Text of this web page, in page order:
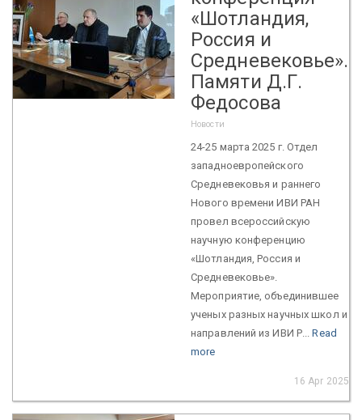
«Шотландия,
Россия и
Средневековье».
Памяти Д.Г.
Федосова
Новости
24-25 марта 2025 г. Отдел
западноевропейского
Средневековья и раннего
Нового времени ИВИ РАН
провел всероссийскую
научную конференцию
«Шотландия, Россия и
Средневековье».
Мероприятие, объединившее
ученых разных научных школ и
направлений из ИВИ Р...Read
more
16 Apr 2025